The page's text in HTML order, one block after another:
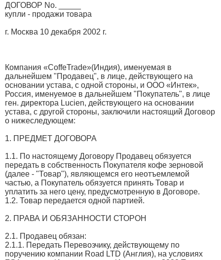
ДОГОВОР No. _____
купли - продажи товара
г. Москва 10 декабря 2002 г.
Компания «CoffeTrade»(Индия), именуемая в
дальнейшем "Продавец", в лице, действующего на
основании устава, с одной стороны, и ООО «Интек»,
Россия, именуемое в дальнейшем "Покупатель", в лице
ген. директора Lucien, действующего на основании
устава, с другой стороны, заключили настоящий Договор
о нижеследующем:
1. ПРЕДМЕТ ДОГОВОРА
1.1. По настоящему Договору Продавец обязуется
передать в собственность Покупателя кофе зерновой
(далее - "Товар"), являющемся его неотъемлемой
частью, а Покупатель обязуется принять Товар и
уплатить за него цену, предусмотренную в Договоре.
1.2. Товар передается одной партией.
2. ПРАВА И ОБЯЗАННОСТИ СТОРОН
2.1. Продавец обязан:
2.1.1. Передать Перевозчику, действующему по
поручению компании Road LTD (Англия), на условиях